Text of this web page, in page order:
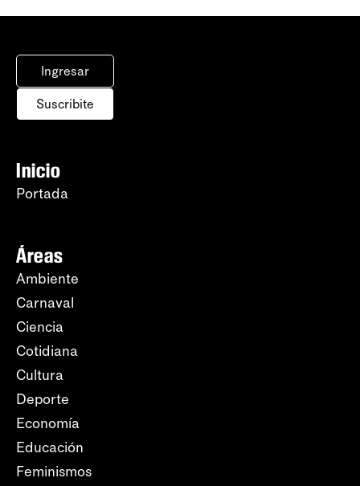
Ingresar
Suscribite
Inicio
Portada
Áreas
Ambiente
Carnaval
Ciencia
Cotidiana
Cultura
Deporte
Economía
Educación
Feminismos